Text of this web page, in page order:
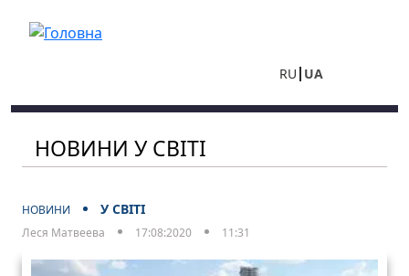
RU UA
НОВИНИ У СВІТІ
НОВИНИ У СВІТІ
Леся Матвеева 17:08:2020 11:31